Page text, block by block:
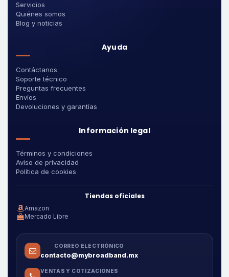
Servicios
Quiénes somos
Blog y noticias
Ayuda
Contáctanos
Soporte técnico
Preguntas frecuentes
Envíos
Devoluciones y garantías
Información legal
Términos y condiciones
Aviso de privacidad
Política de cookies
Tiendas oficiales
Amazon
Mercado Libre
CORREO ELECTRÓNICO
contacto@mybroadband.mx
VENTAS Y COTIZACIONES